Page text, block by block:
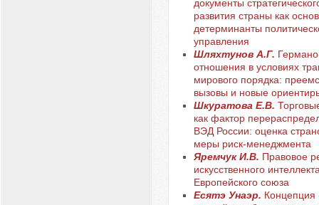
документы
развития страны как
детерминанты
управления
Шляхтунов А.Г.
отношения в условиях
мирового порядка:
вызовы и новые
Шкуратова Е.В.
как фактор
ВЭД России: оценка
меры риск-менеджмента
Яремчук И.В. Правовое
искусственного
Европейского союза
Есятэ Унаэр. Концепция